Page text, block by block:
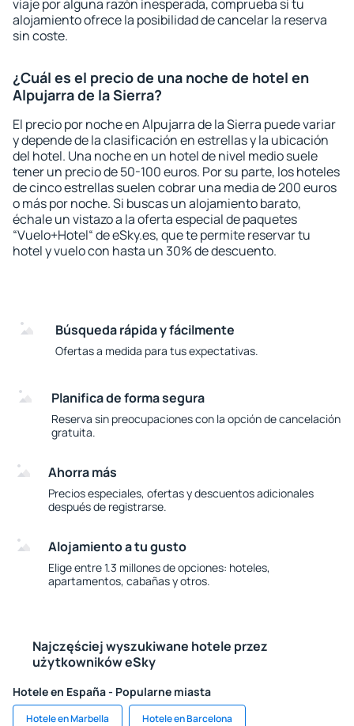
viaje por alguna razón inesperada, comprueba si tu
alojamiento ofrece la posibilidad de cancelar la reserva
sin coste.
¿Cuál es el precio de una noche de hotel en
Alpujarra de la Sierra?
El precio por noche en Alpujarra de la Sierra puede variar
y depende de la clasificación en estrellas y la ubicación
del hotel. Una noche en un hotel de nivel medio suele
tener un precio de 50-100 euros. Por su parte, los hoteles
de cinco estrellas suelen cobrar una media de 200 euros
o más por noche. Si buscas un alojamiento barato,
échale un vistazo a la oferta especial de paquetes
“Vuelo+Hotel“ de eSky.es, que te permite reservar tu
hotel y vuelo con hasta un 30% de descuento.
Búsqueda rápida y fácilmente
Ofertas a medida para tus expectativas.
Planifica de forma segura
Reserva sin preocupaciones con la opción de cancelación
gratuita.
Ahorra más
Precios especiales, ofertas y descuentos adicionales
después de registrarse.
Alojamiento a tu gusto
Elige entre 1.3 millones de opciones: hoteles,
apartamentos, cabañas y otros.
Najczęściej wyszukiwane hotele przez
użytkowników eSky
Hotele en España - Popularne miasta
Hotele en Marbella Hotele en Barcelona